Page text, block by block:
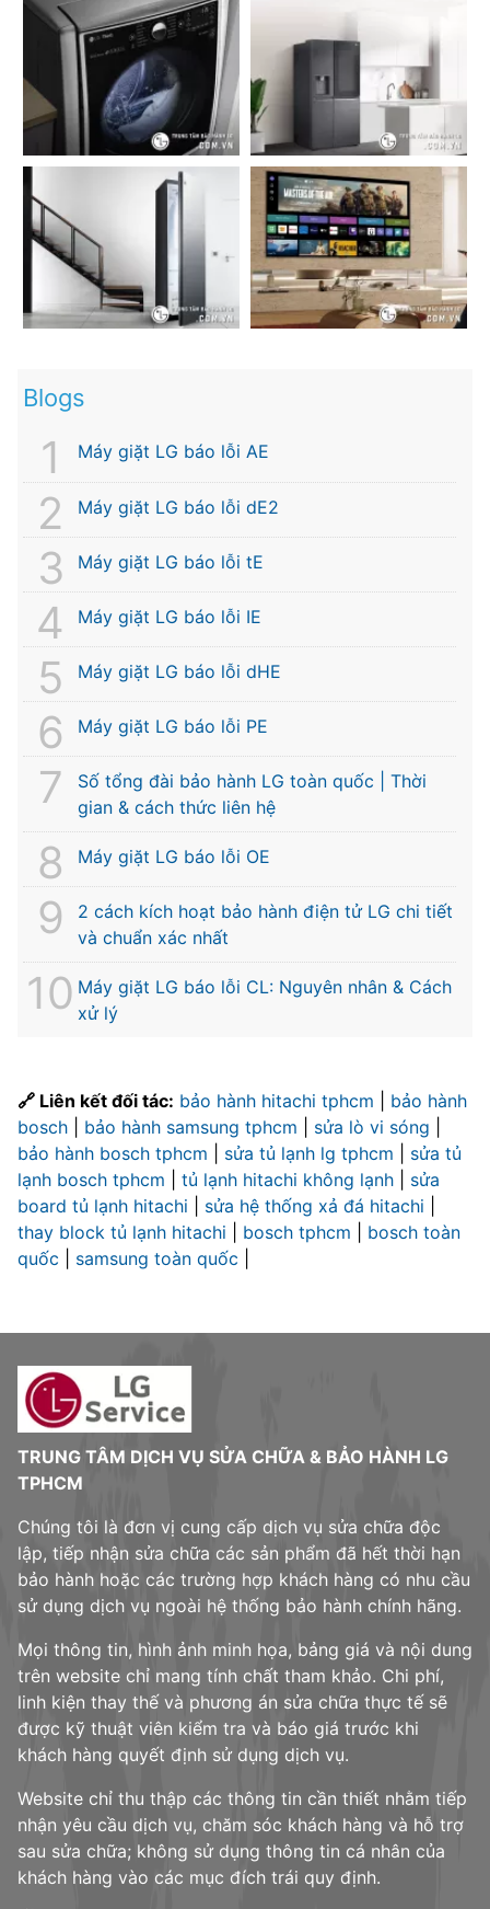
Blogs
Máy giặt LG báo lỗi AE
Máy giặt LG báo lỗi dE2
Máy giặt LG báo lỗi tE
Máy giặt LG báo lỗi IE
Máy giặt LG báo lỗi dHE
Máy giặt LG báo lỗi PE
Số tổng đài bảo hành LG toàn quốc | Thời
gian & cách thức liên hệ
Máy giặt LG báo lỗi OE
2 cách kích hoạt bảo hành điện tử LG chi tiết
và chuẩn xác nhất
Máy giặt LG báo lỗi CL: Nguyên nhân & Cách
xử lý
🔗 Liên kết đối tác: bảo hành hitachi tphcm
bảo hành
bosch
bảo hành samsung tphcm sửa lò vi sóng
bảo hành bosch tphcm
sửa tủ lạnh lg tphcm
sửa tủ
lạnh bosch tphcm
tủ lạnh hitachi không lạnh
sửa
board tủ lạnh hitachi
sửa hệ thống xả đá hitachi
thay block tủ lạnh hitachi
bosch tphcm
bosch toàn
quốc
samsung toàn quốc
TRUNG TÂM DỊCH VỤ SỬA CHỮA & BẢO HÀNH LG
TPHCM
Chúng tôi là đơn vị cung cấp dịch vụ sửa chữa độc
lập, tiếp nhận sửa chữa các sản phẩm đã hết thời hạn
bảo hành hoặc các trường hợp khách hàng có nhu cầu
sử dụng dịch vụ ngoài hệ thống bảo hành chính hãng.
Mọi thông tin, hình ảnh minh họa, bảng giá và nội dung
trên website chỉ mang tính chất tham khảo. Chi phí,
linh kiện thay thế và phương án sửa chữa thực tế sẽ
được kỹ thuật viên kiểm tra và báo giá trước khi
khách hàng quyết định sử dụng dịch vụ.
Website chỉ thu thập các thông tin cần thiết nhằm tiếp
nhận yêu cầu dịch vụ, chăm sóc khách hàng và hỗ trợ
sau sửa chữa; không sử dụng thông tin cá nhân của
khách hàng vào các mục đích trái quy định.